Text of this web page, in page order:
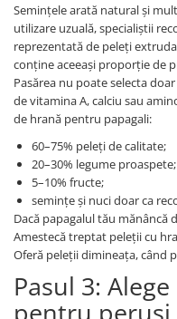
Semințele arată natural și
utilizare uzuală, specialiștii
reprezentată de peleți
conține aceeași proporție de
Pasărea nu poate selecta
de vitamina A, calciu sau
de hrană pentru papagali:
60–75% peleți de calitate;
20–30% legume proaspete;
5–10% fructe;
semințe și nuci doar ca
Dacă papagalul tău mănâncă
Amestecă treptat peleții cu
Oferă peleții dimineața, când
Pasul 3:
pentru peruși